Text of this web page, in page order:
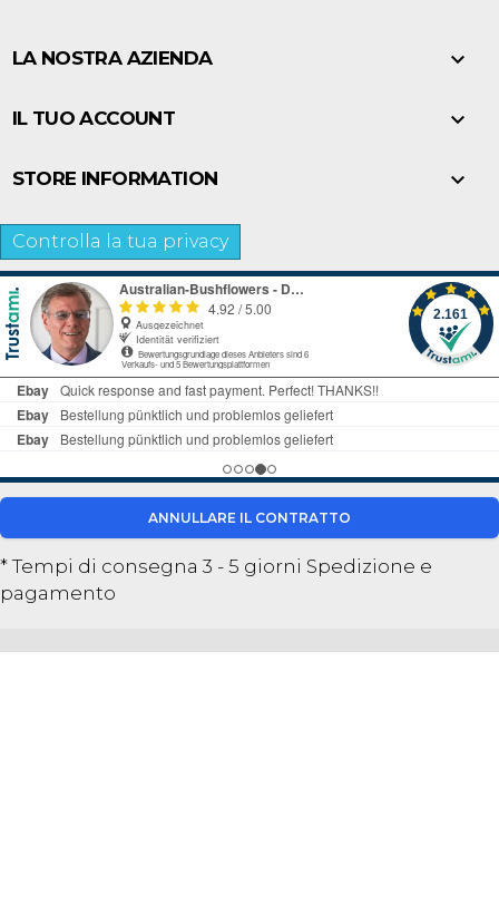
LA NOSTRA AZIENDA 
IL TUO ACCOUNT 
STORE INFORMATION 
Controlla la tua privacy
ANNULLARE IL CONTRATTO
* Tempi di consegna 3 - 5 giorni Spedizione e
pagamento